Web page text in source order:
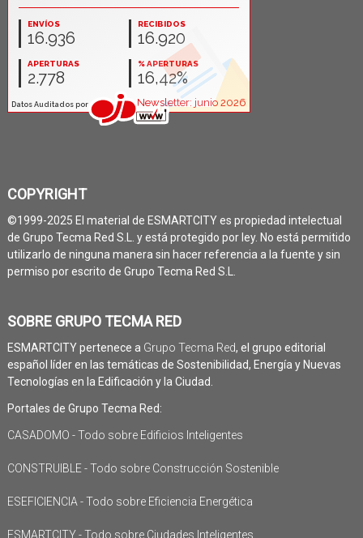
COPYRIGHT
©1999-2025 El material de ESMARTCITY es propiedad intelectual
de Grupo Tecma Red S.L. y está protegido por ley. No está permitido
utilizarlo de ninguna manera sin hacer referencia a la fuente y sin
permiso por escrito de Grupo Tecma Red S.L.
SOBRE GRUPO TECMA RED
ESMARTCITY pertenece a Grupo Tecma Red, el grupo editorial
español líder en las temáticas de Sostenibilidad, Energía y Nuevas
Tecnologías en la Edificación y la Ciudad.
Portales de Grupo Tecma Red:
CASADOMO - Todo sobre Edificios Inteligentes
CONSTRUIBLE - Todo sobre Construcción Sostenible
ESEFICIENCIA - Todo sobre Eficiencia Energética
ESMARTCITY - Todo sobre Ciudades Inteligentes